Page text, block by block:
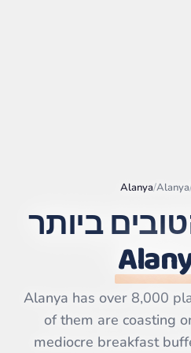
Leaflet
| ©
OpenStreetMap
contributors | ©
Alanya
/
Alanya
ביותר
Alanya has over 8,000
of them are coasting
mediocre breakfast